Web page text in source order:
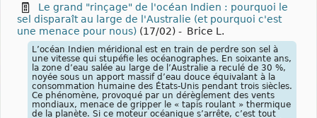
Le grand "rinçage" de l'océan Indien : pourquoi le
sel disparaît au large de l'Australie (et pourquoi c'est
une menace pour nous) (17/02) - Brice L.
L’océan Indien méridional est en train de perdre son sel à
une vitesse qui stupéfie les océanographes. En soixante ans,
la zone d’eau salée au large de l’Australie a reculé de 30 %,
noyée sous un apport massif d’eau douce équivalant à la
consommation humaine des États-Unis pendant trois siècles.
Ce phénomène, provoqué par un dérèglement des vents
mondiaux, menace de gripper le « tapis roulant » thermique
de la planète. Si ce moteur océanique s’arrête, c’est tout